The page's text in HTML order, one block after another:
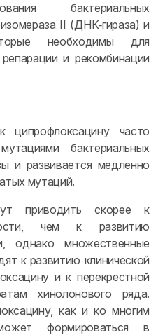
бактериальных
II (ДНК‑гираза) и
необходимы для
и рекомбинации
ципрофлоксацину часто
бактериальных
и развивается медленно
мутаций.
приводить скорее к
чем к развитию
однако множественные
к развитию клинической
и к перекрестной
хинолонового ряда.
как и ко многим
формироваться в